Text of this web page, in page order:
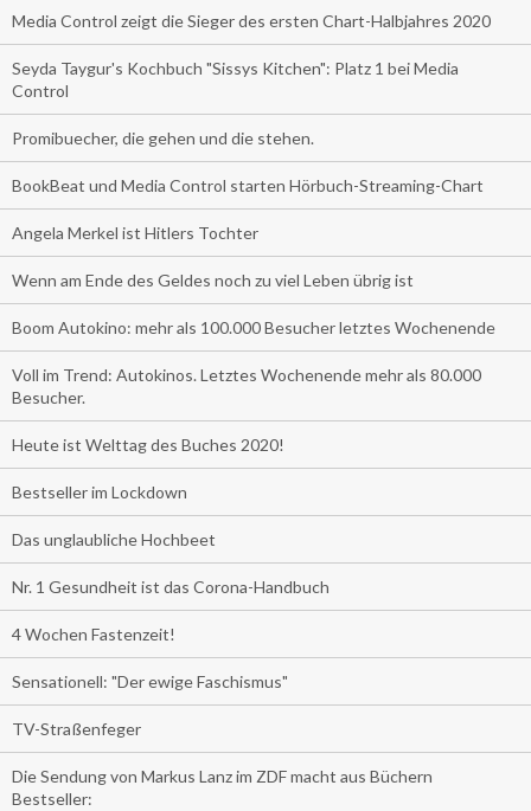
Media Control zeigt die Sieger des ersten Chart-Halbjahres 2020
Seyda Taygur's Kochbuch "Sissys Kitchen": Platz 1 bei Media
Control
Promibuecher, die gehen und die stehen.
BookBeat und Media Control starten Hörbuch-Streaming-Chart
Angela Merkel ist Hitlers Tochter
Wenn am Ende des Geldes noch zu viel Leben übrig ist
Boom Autokino: mehr als 100.000 Besucher letztes Wochenende
Voll im Trend: Autokinos. Letztes Wochenende mehr als 80.000
Besucher.
Heute ist Welttag des Buches 2020!
Bestseller im Lockdown
Das unglaubliche Hochbeet
Nr. 1 Gesundheit ist das Corona-Handbuch
4 Wochen Fastenzeit!
Sensationell: "Der ewige Faschismus"
TV-Straßenfeger
Die Sendung von Markus Lanz im ZDF macht aus Büchern
Bestseller: